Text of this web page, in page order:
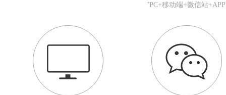
"PC+移动端+微信站